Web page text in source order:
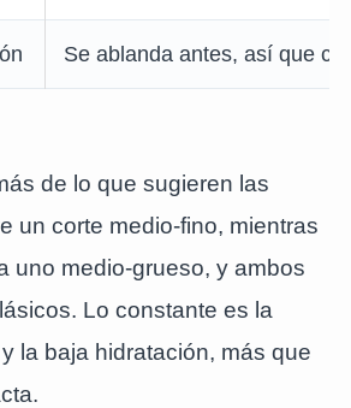
Se ablanda antes, así que
de lo que sugieren las
un corte medio-fino, mientras
uno medio-grueso, y ambos
Lo constante es la
la baja hidratación, más que